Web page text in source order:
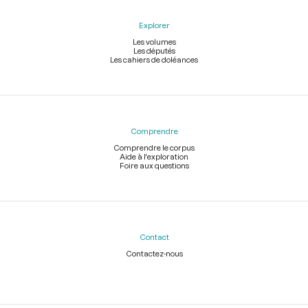
Explorer
Les volumes
Les députés
Les cahiers de doléances
Comprendre
Comprendre le corpus
Aide à l'exploration
Foire aux questions
Contact
Contactez-nous
Légal